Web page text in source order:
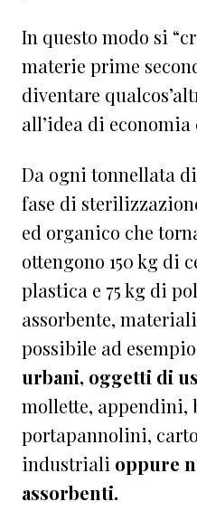
In questo modo si
materie prime
diventare
all’idea di
Da ogni tonnellata
fase di
ed organico che
ottengono 150 kg di
plastica e 75 kg di
assorbente,
possibile ad esempio
urbani, oggetti di
mollette, appendini,
portapannolini,
industriali oppure
assorbenti.